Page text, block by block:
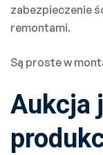
zabezpieczenie
remontami.
Są proste w
Aukcja